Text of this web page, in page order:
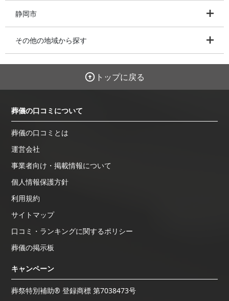
静岡市
その他の地域から探す
トップに戻る
葬儀の口コミについて
葬儀の口コミとは
運営会社
事業者向け・掲載情報について
個人情報保護方針
利用規約
サイトマップ
口コミ・ランキングに関するポリシー
葬儀の掲示板
キャンペーン
葬祭特別補助® 登録商標 第7038473号